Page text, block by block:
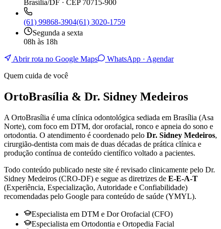
Brasília/DF · CEP 70715-900
(61) 99868-3904(61) 3020-1759
Segunda a sexta
08h às 18h
Abrir rota no Google Maps
WhatsApp · Agendar
Quem cuida de você
OrtoBrasília & Dr. Sidney Medeiros
A OrtoBrasília é uma clínica odontológica sediada em Brasília (Asa
Norte), com foco em DTM, dor orofacial, ronco e apneia do sono e
ortodontia. O atendimento é coordenado pelo Dr. Sidney Medeiros,
cirurgião-dentista com mais de duas décadas de prática clínica e
produção contínua de conteúdo científico voltado a pacientes.
Todo conteúdo publicado neste site é revisado clinicamente pelo Dr.
Sidney Medeiros (CRO-DF) e segue as diretrizes de E-E-A-T
(Experiência, Especialização, Autoridade e Confiabilidade)
recomendadas pelo Google para conteúdo de saúde (YMYL).
Especialista em DTM e Dor Orofacial (CFO)
Especialista em Ortodontia e Ortopedia Facial